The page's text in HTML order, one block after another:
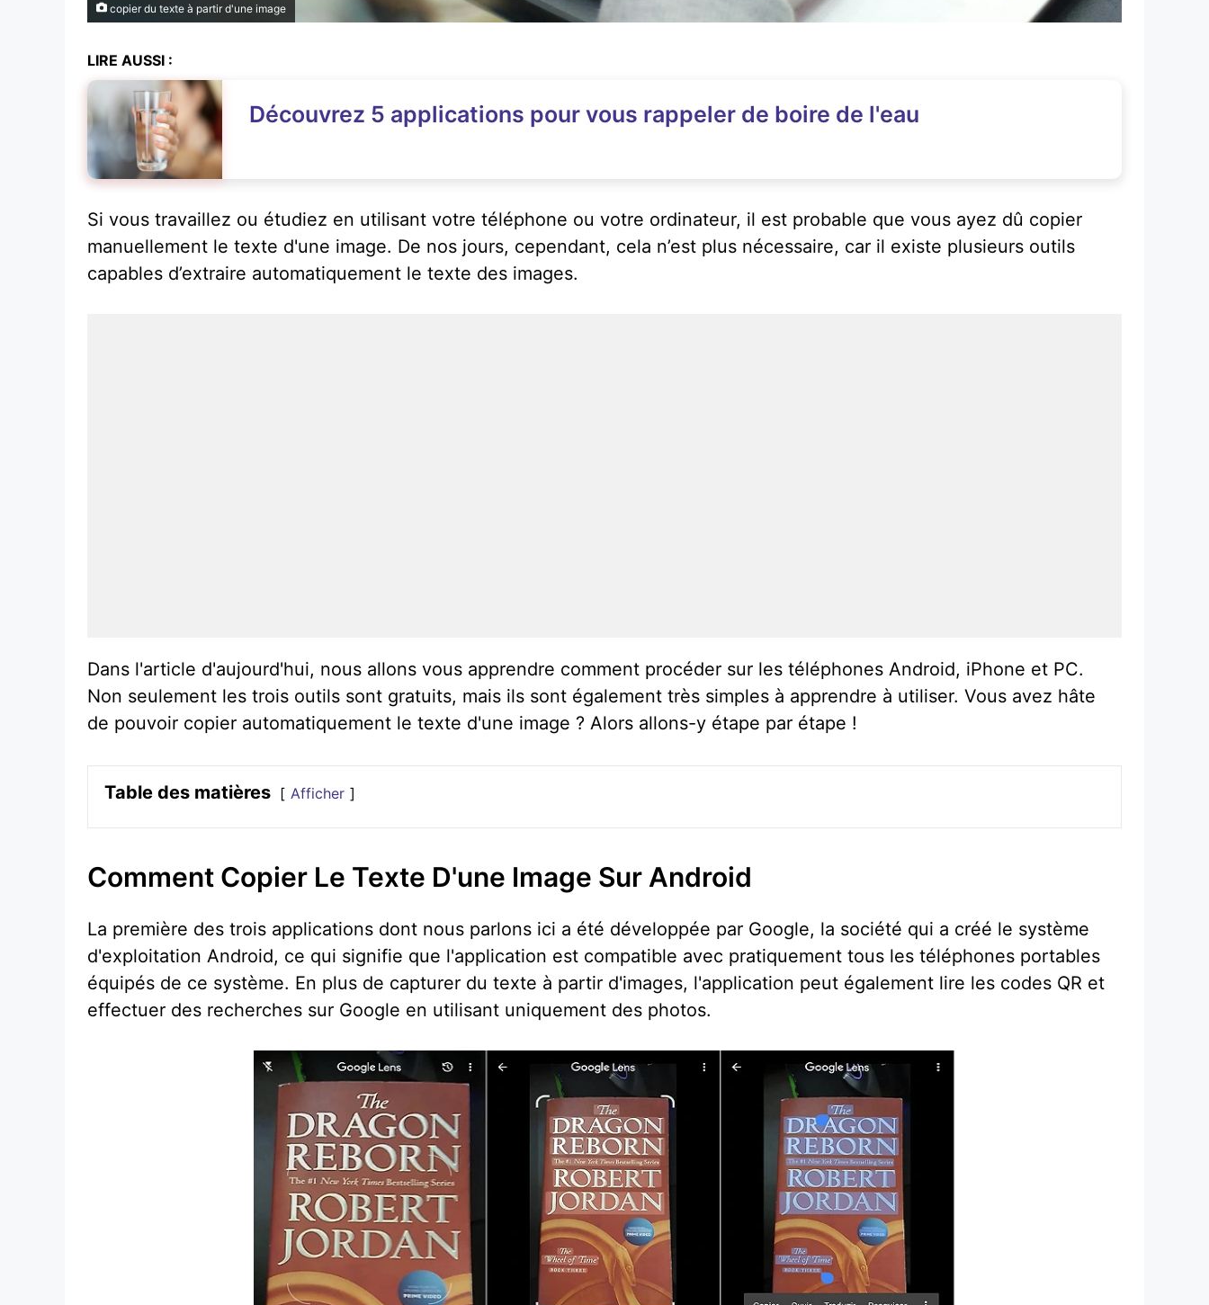
copier du texte à partir d'une image
LIRE AUSSI :
Découvrez 5 applications pour vous rappeler de boire de l'eau
Si vous travaillez ou étudiez en utilisant votre téléphone ou votre ordinateur, il est probable que vous ayez dû copier
manuellement le texte d'une image. De nos jours, cependant, cela n’est plus nécessaire, car il existe plusieurs outils
capables d’extraire automatiquement le texte des images.
Dans l'article d'aujourd'hui, nous allons vous apprendre comment procéder sur les téléphones Android, iPhone et PC.
Non seulement les trois outils sont gratuits, mais ils sont également très simples à apprendre à utiliser. Vous avez hâte
de pouvoir copier automatiquement le texte d'une image ? Alors allons-y étape par étape !
Table des matières Afficher
Comment Copier Le Texte D'une Image Sur Android
La première des trois applications dont nous parlons ici a été développée par Google, la société qui a créé le système
d'exploitation Android, ce qui signifie que l'application est compatible avec pratiquement tous les téléphones portables
équipés de ce système. En plus de capturer du texte à partir d'images, l'application peut également lire les codes QR et
effectuer des recherches sur Google en utilisant uniquement des photos.